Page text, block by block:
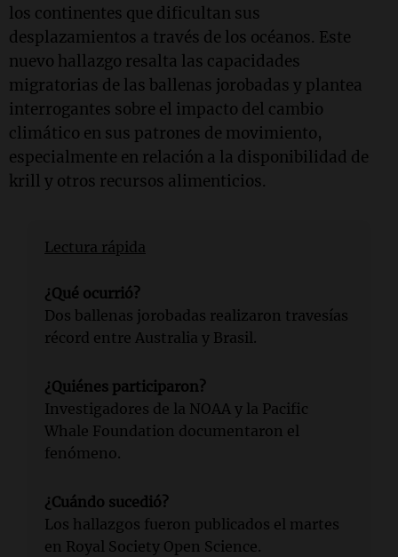
los continentes que dificultan sus
desplazamientos a través de los océanos. Este
nuevo hallazgo resalta las capacidades
migratorias de las ballenas jorobadas y plantea
interrogantes sobre el impacto del cambio
climático en sus patrones de movimiento,
especialmente en relación a la disponibilidad de
krill y otros recursos alimenticios.
Lectura rápida
¿Qué ocurrió?
Dos ballenas jorobadas realizaron travesías
récord entre Australia y Brasil.
¿Quiénes participaron?
Investigadores de la NOAA y la Pacific
Whale Foundation documentaron el
fenómeno.
¿Cuándo sucedió?
Los hallazgos fueron publicados el martes
en Royal Society Open Science.